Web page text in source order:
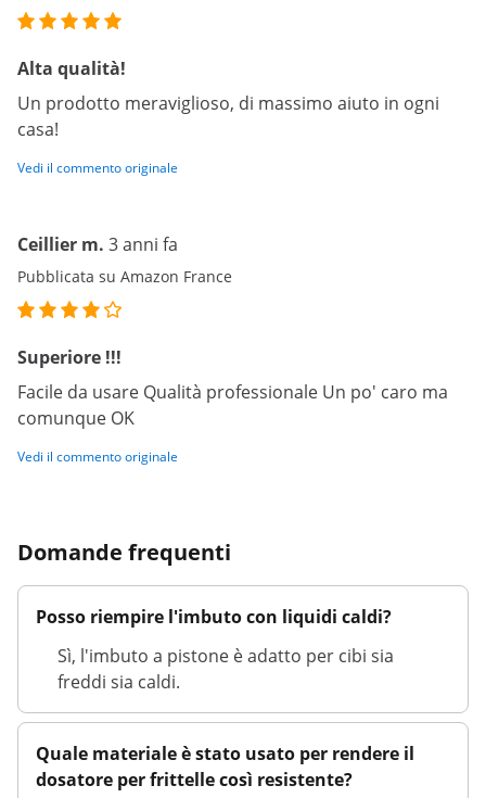
Alta qualità!
Un prodotto meraviglioso, di massimo aiuto in ogni
casa!
Vedi il commento originale
Ceillier m. 3 anni fa
Pubblicata su Amazon France
Superiore !!!
Facile da usare Qualità professionale Un po' caro ma
comunque OK
Vedi il commento originale
Domande frequenti
Posso riempire l'imbuto con liquidi caldi?
Sì, l'imbuto a pistone è adatto per cibi sia
freddi sia caldi.
Quale materiale è stato usato per rendere il
dosatore per frittelle così resistente?